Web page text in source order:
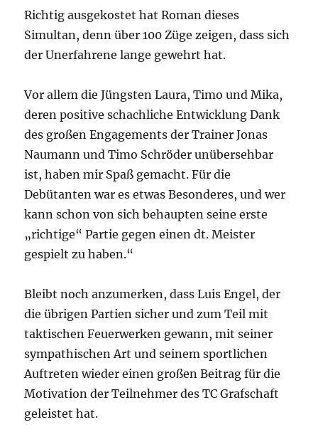
Richtig ausgekostet hat Roman dieses
Simultan, denn über 100 Züge zeigen, dass sich
der Unerfahrene lange gewehrt hat.
Vor allem die Jüngsten Laura, Timo und Mika,
deren positive schachliche Entwicklung Dank
des großen Engagements der Trainer Jonas
Naumann und Timo Schröder unübersehbar
ist, haben mir Spaß gemacht. Für die
Debütanten war es etwas Besonderes, und wer
kann schon von sich behaupten seine erste
„richtige“ Partie gegen einen dt. Meister
gespielt zu haben.“
Bleibt noch anzumerken, dass Luis Engel, der
die übrigen Partien sicher und zum Teil mit
taktischen Feuerwerken gewann, mit seiner
sympathischen Art und seinem sportlichen
Auftreten wieder einen großen Beitrag für die
Motivation der Teilnehmer des TC Grafschaft
geleistet hat.